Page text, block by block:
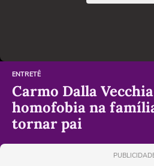
ENTRETÊ
Carmo Dalla
homofobia na
tornar pai